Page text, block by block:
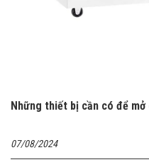
Những thiết bị cần có để
07/08/2024